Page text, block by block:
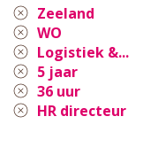
Zeeland
WO
Logistiek &...
5 jaar
36 uur
HR directeur